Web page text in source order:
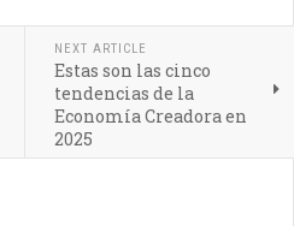
NEXT ARTICLE
Estas son las cinco
tendencias de la
Economía Creadora en
2025